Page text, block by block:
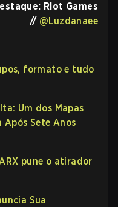
Riot Games
// @Luzdanaee
formato e tudo
Um dos Mapas
Após Sete Anos
pune o atirador
Sua